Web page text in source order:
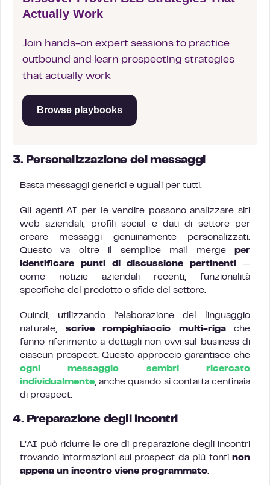
Actually Work
Join hands-on expert sessions to practice
outbound and learn prospecting strategies
that actually work
Browse playbooks
3. Personalizzazione dei messaggi
Basta messaggi generici e uguali per tutti.
Gli agenti AI per le vendite possono analizzare siti
web aziendali, profili social e dati di settore per
creare messaggi genuinamente personalizzati.
Questo va oltre il semplice mail merge per
identificare punti di discussione pertinenti —
come notizie aziendali recenti, funzionalità
specifiche del prodotto o sfide del settore.
Quindi, utilizzando l’elaborazione del linguaggio
naturale, scrive rompighiaccio multi-rigache
fanno riferimento a dettagli non ovvi sul business di
ciascun prospect. Questo approccio garantisce che
ogni messaggio sembri ricercato
individualmente, anche quando si contatta centinaia
di prospect.
4. Preparazione degli incontri
L’AI può ridurre le ore di preparazione degli incontri
trovando informazioni sui prospect da più fonti non
appena un incontro viene programmato.